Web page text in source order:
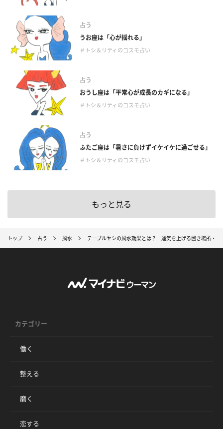
占う
うお座は「心が揺れる」
＃トシ＆リティのコスモ占い
占う
おうし座は「平常心が成長のカギになる」
＃トシ＆リティのコスモ占い
占う
ふたご座は「暑さに負けずイケイケに過ごせる」
＃トシ＆リティのコスモ占い
もっと見る
トップ 占う 風水 テーブルヤシの風水効果とは？ 運気を上げる置き場所・方
カテゴリー
働く
整える
磨く
恋する